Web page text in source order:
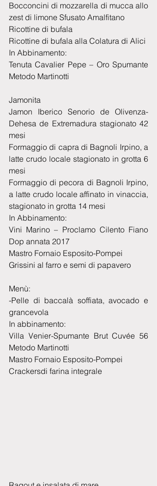
Bocconcini di mozzarella di mucca allo
zest di limone Sfusato Amalfitano
Ricottine di bufala
Ricottine di bufala alla Colatura di Alici
In Abbinamento:
Tenuta Cavalier Pepe – Oro Spumante
Metodo Martinotti
Jamonita
Jamon Iberico Senorio de Olivenza-
Dehesa de Extremadura stagionato 42
mesi
Formaggio di capra di Bagnoli Irpino, a
latte crudo locale stagionato in grotta 6
mesi
Formaggio di pecora di Bagnoli Irpino,
a latte crudo locale affinato in vinaccia,
stagionato in grotta 14 mesi
In Abbinamento:
Vini Marino – Proclamo Cilento Fiano
Dop annata 2017
Mastro Fornaio Esposito-Pompei
Grissini al farro e semi di papavero
Menù:
-Pelle di baccalà soffiata, avocado e
grancevola
In abbinamento:
Villa Venier-Spumante Brut Cuvée 56
Metodo Martinotti
Mastro Fornaio Esposito-Pompei
Crackersdi farina integrale